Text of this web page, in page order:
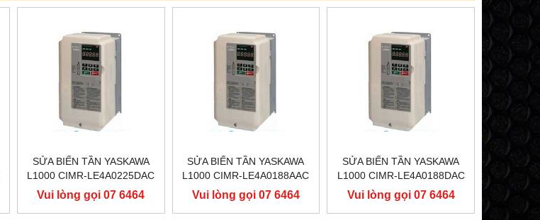
SỬA BIẾN TẦN YASKAWA
L1000 CIMR-LE4A0225DAC
400V 110KW, BIẾN TẦN
YASKAWA L1000
Vui lòng gọi 07 6464
9556
SỬA BIẾN TẦN YASKAWA
L1000 CIMR-LE4A0188AAC
400V 90KW, BIẾN TẦN
YASKAWA L1000
Vui lòng gọi 07 6464
9556
SỬA BIẾN TẦN YASKAWA
L1000 CIMR-LE4A0188DAC
400V 90KW, BIẾN TẦN
YASKAWA L1000
Vui lòng gọi 07 6464
9556